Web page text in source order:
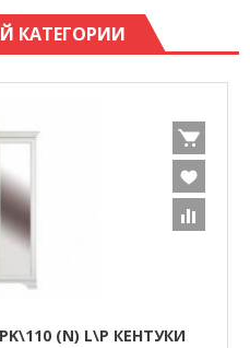
КАТЕГОРИИ
(N) L\P КЕНТУКИ